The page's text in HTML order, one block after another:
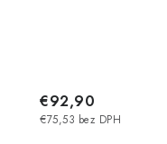
€75,53 bez DPH
€92,90